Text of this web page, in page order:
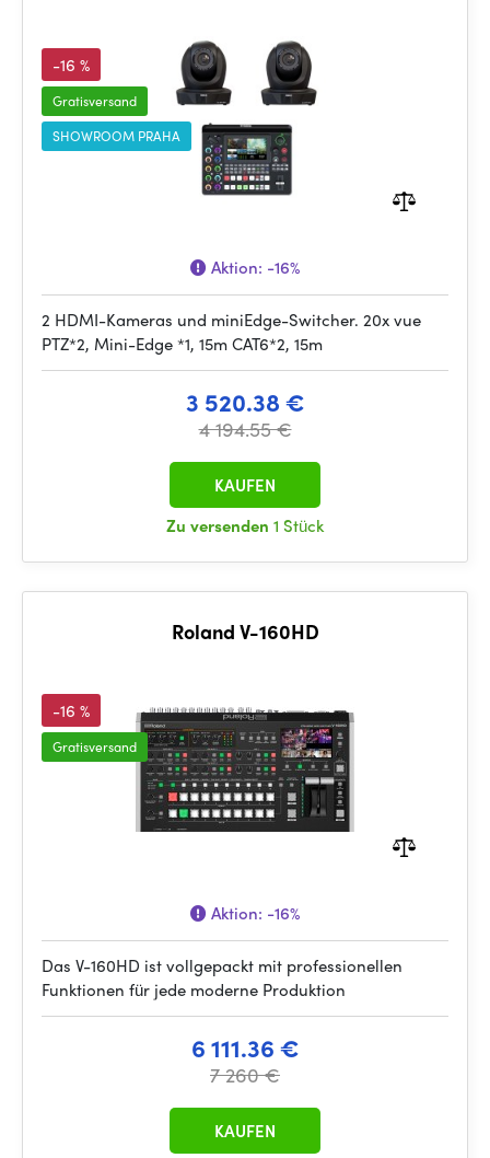
-16 %
Gratisversand
SHOWROOM PRAHA
Aktion: -16%
2 HDMI-Kameras und miniEdge-Switcher. 20x vue
PTZ*2, Mini-Edge *1, 15m CAT6*2, 15m
3 520.38 €
4 194.55 €
Zu versenden 1 Stück
KAUFEN
Roland V-160HD
-16 %
Gratisversand
Aktion: -16%
Das V-160HD ist vollgepackt mit professionellen
Funktionen für jede moderne Produktion
6 111.36 €
7 260 €
KAUFEN